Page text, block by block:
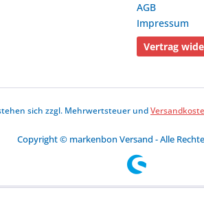
AGB
Impressum
Vertrag
sich zzgl. Mehrwertsteuer und
Copyright © markenbon Versand - Alle